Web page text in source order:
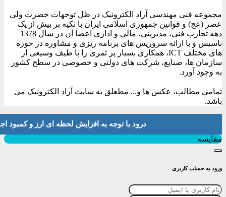
مجموعه فنی مهندسی آراد الکترونیک در ظل توجهات حضرت ولی
عصر (عج) و قوانین جمهوری اسلامی ایران با تکیه بر بیش از یک
دهه تجارب فنی، مدیریتی، مالی و اداری اعضا آن در سال 1378
تاسیس و با ارائه سروریس های برنامه ریزی و مشاوره در حوزه
های مختلف ICT، همکاری بسیار پر ثمری را با طیف وسیعی از
سازمان ها، صنایع، شرکت های دولتی و خصوصی در سطح کشور
به وجود آورد.
تمامی مطالب، عکس ها و... مطعلق به سایت آراد الکترونیک می
باشد.
درود با توجه به افزایش لحظه ای ارز و کمبود اجناس لطفا موجودی
مقایسه
ورود به حساب کاربری